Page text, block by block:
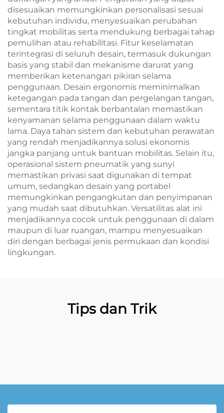
disesuaikan memungkinkan personalisasi sesuai
kebutuhan individu, menyesuaikan perubahan
tingkat mobilitas serta mendukung berbagai tahap
pemulihan atau rehabilitasi. Fitur keselamatan
terintegrasi di seluruh desain, termasuk dukungan
basis yang stabil dan mekanisme darurat yang
memberikan ketenangan pikiran selama
penggunaan. Desain ergonomis meminimalkan
ketegangan pada tangan dan pergelangan tangan,
sementara titik kontak berbantalan memastikan
kenyamanan selama penggunaan dalam waktu
lama. Daya tahan sistem dan kebutuhan perawatan
yang rendah menjadikannya solusi ekonomis
jangka panjang untuk bantuan mobilitas. Selain itu,
operasional sistem pneumatik yang sunyi
memastikan privasi saat digunakan di tempat
umum, sedangkan desain yang portabel
memungkinkan pengangkutan dan penyimpanan
yang mudah saat dibutuhkan. Versatilitas alat ini
menjadikannya cocok untuk penggunaan di dalam
maupun di luar ruangan, mampu menyesuaikan
diri dengan berbagai jenis permukaan dan kondisi
lingkungan.
Tips dan Trik